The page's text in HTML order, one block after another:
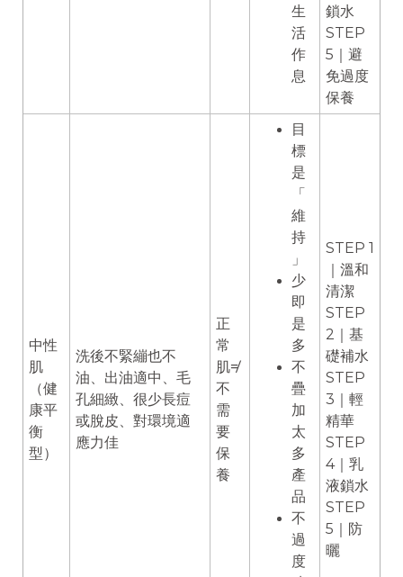
生
活
作
息
鎖水
STEP
5｜避
免過度
保養
中性
肌
（健
康平
衡
型）
洗後不緊繃也不
油、出油適中、毛
孔細緻、很少長痘
或脫皮、對環境適
應力佳
正
常
肌≠
不
需
要
保
養
目
標
是
「
維
持
」
少
即
是
多
不
疊
加
太
多
產
品
不
過
度
STEP 1
｜溫和
清潔
STEP
2｜基
礎補水
STEP
3｜輕
精華
STEP
4｜乳
液鎖水
STEP
5｜防
曬